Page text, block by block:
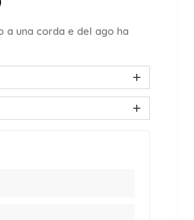
a una corda e del ago ha